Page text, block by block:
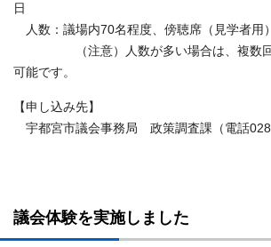
日
人数：議場内70名程度、傍聴席（見学者用
（注意）人数が多い場合は、複数回
可能です。
【申し込み先】
宇都宮市議会事務局 政策調査課（電話028
議会体験を実施しました